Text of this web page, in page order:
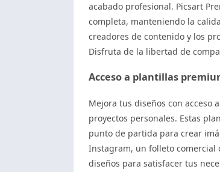
acabado profesional. Picsart
completa, manteniendo la
creadores de contenido y los
Disfruta de la libertad de
Acceso a plantillas
Mejora tus diseños con acceso
proyectos personales. Estas
punto de partida para crear
Instagram, un folleto comercial
diseños para satisfacer tus